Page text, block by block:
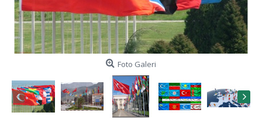
Foto Galeri